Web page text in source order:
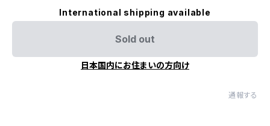
International shipping available
Sold out
日本国内にお住まいの方向け
通報する